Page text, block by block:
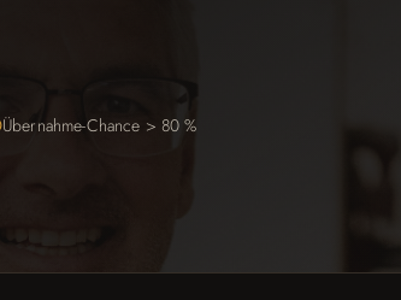
Übernahme-Chance > 80 %